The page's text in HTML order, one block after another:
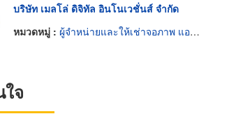
บริษัท เมลโล่ ดิจิทัล อินโนเวชั่นส์ จำกัด
หมวดหมู่ : ผู้จำหน่ายและให้เช่าจอภาพ แอลอีดี
จ